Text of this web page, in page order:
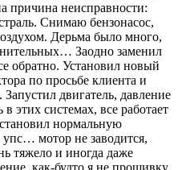
причина неисправности:
Снимаю бензонасос,
Дерьма было много,
Заодно заменил
обратно. Установил новый
по просьбе клиента и
двигатель, давление
этих системах, все работает
нормальную
мотор не заводится,
тяжело и иногда даже
как-будто я не прошивку